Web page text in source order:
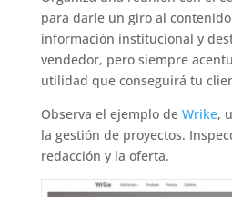
para darle un giro al
información institucional y
vendedor, pero siempre
utilidad que conseguirá tu
Observa el ejemplo de Wrike,
la gestión de proyectos.
redacción y la oferta.